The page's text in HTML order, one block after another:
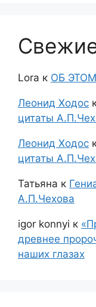
Lora к ОБ
Леонид Ходос
цитаты
Леонид Ходос
цитаты
Татьяна к
А.П.Чехова
igor konnyi к
древнее
наших глазах